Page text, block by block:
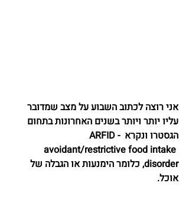
אני רוצה לכתוב השבוע על מצב שמדובר
עליו יותר ויותר בשנים האחרונות בתחום
הגסטרו ונקרא ARFID -
avoidant/restrictive food intake
disorder, כלומר הימנעות או הגבלה של
אוכל.